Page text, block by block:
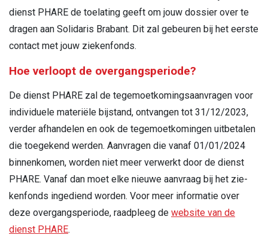
dienst PHARE de toelating geeft om jouw dossier over te
dragen aan Solidaris Brabant. Dit zal gebeuren bij het eer­ste
contact met jouw ziekenfonds.
Hoe verloopt de overgangsperiode?
De dienst PHARE zal de tegemoetkomingsaanvragen voor
individuele materiële bijstand, ontvangen tot 31/12/2023,
verder afhandelen en ook de tegemoetkomingen uitbeta­len
die toegekend werden. Aanvragen die vanaf 01/01/2024
binnenkomen, worden niet meer verwerkt door de dienst
PHARE. Vanaf dan moet elke nieuwe aanvraag bij het zie­
kenfonds ingediend worden. Voor meer informatie over
deze overgangsperiode, raadpleeg de website van de
dienst PHARE.